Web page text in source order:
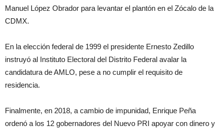
Manuel López Obrador para levantar el plantón en el Zócalo de la
CDMX.
En la elección federal de 1999 el presidente Ernesto Zedillo
instruyó al Instituto Electoral del Distrito Federal avalar la
candidatura de AMLO, pese a no cumplir el requisito de
residencia.
Finalmente, en 2018, a cambio de impunidad, Enrique Peña
ordenó a los 12 gobernadores del Nuevo PRI apoyar con dinero y